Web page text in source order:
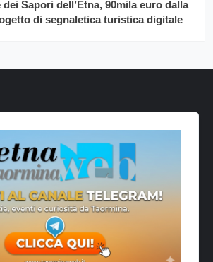
Sapori dell’Etna, 90mila euro dalla
di segnaletica turistica digitale